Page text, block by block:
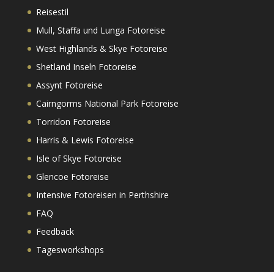
Reisestil
Mull, Staffa und Lunga Fotoreise
West Highlands & Skye Fotoreise
Shetland Inseln Fotoreise
Assynt Fotoreise
Cairngorms National Park Fotoreise
Torridon Fotoreise
Harris & Lewis Fotoreise
Isle of Skye Fotoreise
Glencoe Fotoreise
Intensive Fotoreisen in Perthshire
FAQ
Feedback
Tagesworkshops